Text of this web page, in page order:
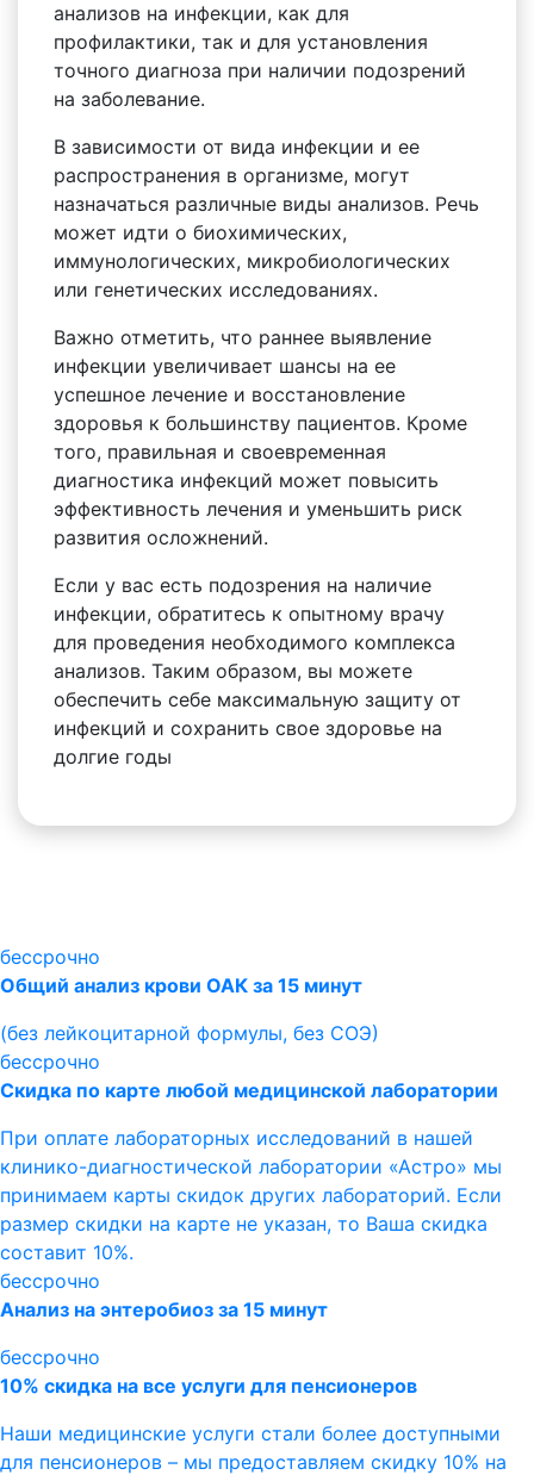
анализов на инфекции, как для
профилактики, так и для установления
точного диагноза при наличии подозрений
на заболевание.
В зависимости от вида инфекции и ее
распространения в организме, могут
назначаться различные виды анализов. Речь
может идти о биохимических,
иммунологических, микробиологических
или генетических исследованиях.
Важно отметить, что раннее выявление
инфекции увеличивает шансы на ее
успешное лечение и восстановление
здоровья к большинству пациентов. Кроме
того, правильная и своевременная
диагностика инфекций может повысить
эффективность лечения и уменьшить риск
развития осложнений.
Если у вас есть подозрения на наличие
инфекции, обратитесь к опытному врачу
для проведения необходимого комплекса
анализов. Таким образом, вы можете
обеспечить себе максимальную защиту от
инфекций и сохранить свое здоровье на
долгие годы
бессрочно
Общий анализ крови ОАК за 15 минут
(без лейкоцитарной формулы, без СОЭ)
бессрочно
Скидка по карте любой медицинской лаборатории
При оплате лабораторных исследований в нашей
клинико-диагностической лаборатории «Астро» мы
принимаем карты скидок других лабораторий. Если
размер скидки на карте не указан, то Ваша скидка
составит 10%.
бессрочно
Анализ на энтеробиоз за 15 минут
бессрочно
10% скидка на все услуги для пенсионеров
Наши медицинские услуги стали более доступными
для пенсионеров – мы предоставляем скидку 10% на